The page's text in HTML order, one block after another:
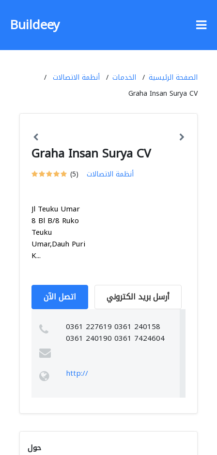
Buildeey
الصفحة الرئيسية الخدمات
أنظمة الاتصالات
Graha Insan Surya CV
Graha Insan Surya CV
(5) أنظمة الاتصالات
Jl Teuku Umar
8 Bl B/8 Ruko
Teuku
Umar,Dauh Puri
K...
اتصل الآن أرسل بريد الكتروني
0361 227619 0361 240158
0361 240190 0361 7424604
http://
حول